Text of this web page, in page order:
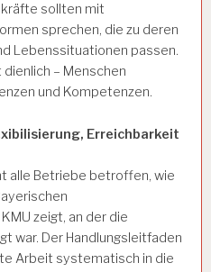
sollten mit
sprechen, die zu deren
Lebenssituationen passen.
– Menschen
und Kompetenzen.
Erreichbarkeit
alle Betriebe betroffen, wie
zeigt, an der die
war. Der Handlungsleitfaden
Arbeit systematisch in die